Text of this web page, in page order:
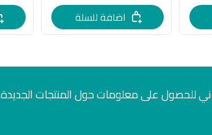
اضافة للسلة
للحصول على معلومات حول المنتجات الجديدة